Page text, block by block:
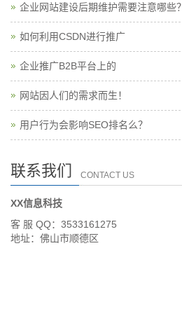
企业网站建设后期维护需要注意哪些？
如何利用CSDN进行推广
企业推广B2B平台上的
网站因人们的需求而生！
用户行为会影响SEO排名么？
联系我们 CONTACT US
XX信息科技
客 服 QQ：3533161275
地址：佛山市顺德区